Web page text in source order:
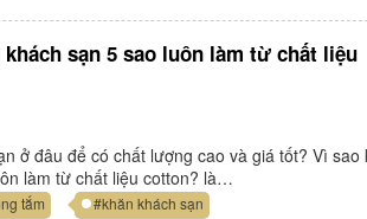
sạn 5 sao luôn làm từ chất liệu
ở đâu để có chất lượng cao và giá tốt? Vì sao
làm từ chất liệu cotton? là…
tắm
#khăn khách sạn